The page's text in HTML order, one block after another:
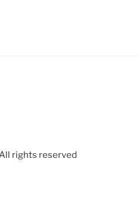
rights reserved